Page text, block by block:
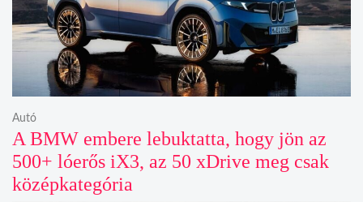
A BMW embere lebuktatta, hogy jön az
500+ lóerős iX3, az 50 xDrive meg csak
középkategória
Autó